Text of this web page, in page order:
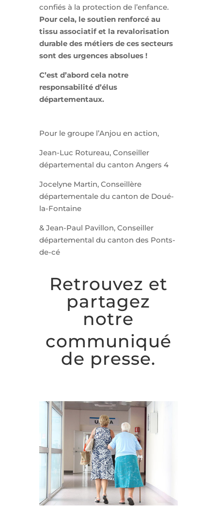
confiés à la protection de l’enfance.
Pour cela, le soutien renforcé au
tissu associatif et la revalorisation
durable des métiers de ces secteurs
sont des urgences absolues !
C’est d’abord cela notre
responsabilité d’élus
départementaux.
Pour le groupe l’Anjou en action,
Jean-Luc Rotureau, Conseiller
départemental du canton Angers 4
Jocelyne Martin, Conseillère
départementale du canton de Doué-
la-Fontaine
& Jean-Paul Pavillon, Conseiller
départemental du canton des Ponts-
de-cé
Retrouvez et
partagez
notre
communiqué
de presse.